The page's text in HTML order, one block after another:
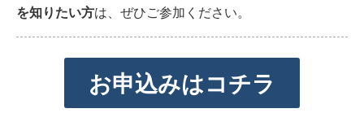
を知りたい方は、ぜひご参加ください。
お申込みはコチラ